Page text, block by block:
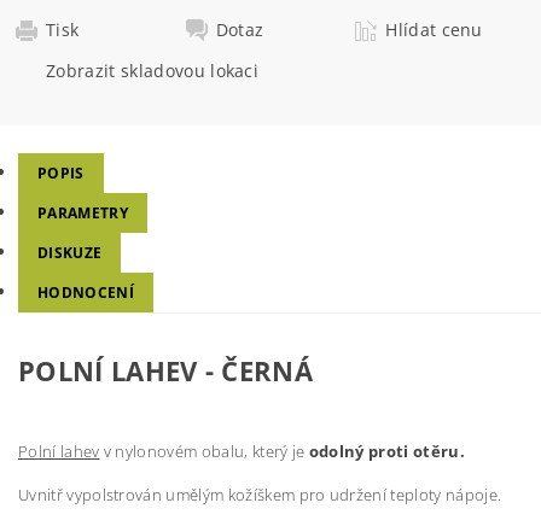
Tisk
Dotaz
Hlídat cenu
Zobrazit skladovou lokaci
POPIS
PARAMETRY
DISKUZE
HODNOCENÍ
POLNÍ LAHEV - ČERNÁ
Polní lahev v nylonovém obalu, který je odolný proti otěru.
Uvnitř vypolstrován umělým kožíškem pro udržení teploty nápoje.